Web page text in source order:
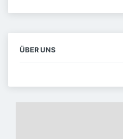
ÜBER UNS